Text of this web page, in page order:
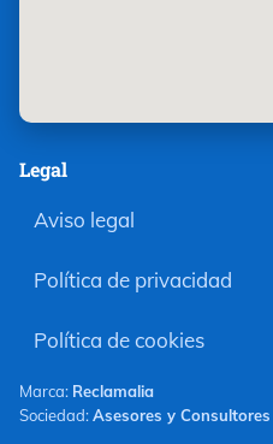
Legal
Aviso legal
Política de privacidad
Política de cookies
Marca: Reclamalia
Sociedad:Asesores y